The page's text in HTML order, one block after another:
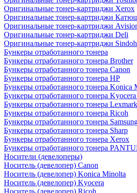
Оригинальные тонер-картриджи Xerox
Оригинальные тонер-картриджи
Оригинальные тонер-картриджи
Оригинальные тонер-картриджи Deli
Оригинальные тонер-картриджи Sindoh
Бункеры отработанного тонера
Бункеры отработанного тонера Brother
Бункеры отработанного тонера Canon
Бункеры отработанного тонера HP
Бункеры отработанного тонера Konica
Бункеры отработанного тонера
Бункеры отработанного тонера Lexmark
Бункеры отработанного тонера Ricoh
Бункеры отработанного тонера
Бункеры отработанного тонера Sharp
Бункеры отработанного тонера Xerox
Бункеры отработанного тонера
Носители (девелоперы)
Носитель (девелопер) Canon
Носитель (девелопер) Konica Minolta
Носитель (девелопер) Kyocera
Носитель (девелопер) Ricoh